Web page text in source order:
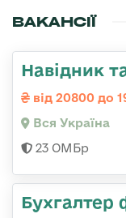
ВАКАНСІЇ
Навідник
від 20800 до
Вся Україна
23 ОМБр
Бухгалтер